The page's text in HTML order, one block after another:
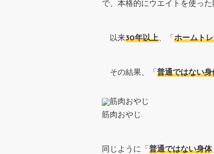
で、本格的にウエイトを使っ
以来30年以上、「 ホームト
その結果、「 普通ではない身
筋肉おやじ
同じように「 普通ではない身体